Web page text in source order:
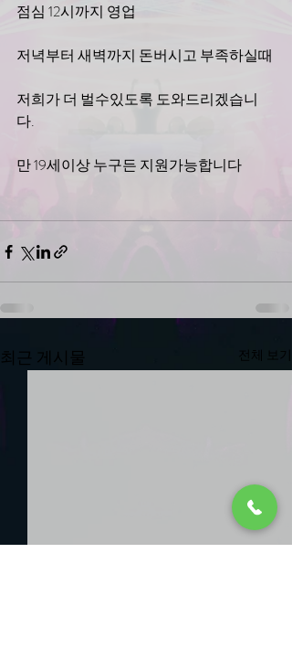
점심 12시까지 영업
저녁부터 새벽까지 돈버시고 부족하실때
저희가 더 벌수있도록 도와드리겠습니
다.
만 19세이상 누구든 지원가능합니다
최근 게시물 전체 보기